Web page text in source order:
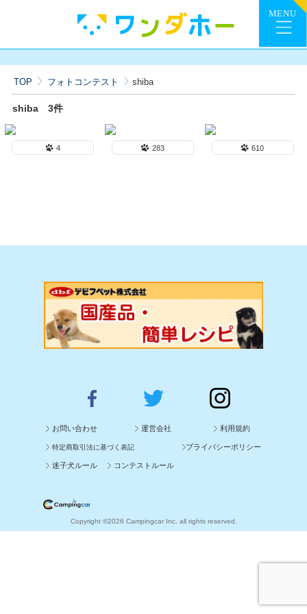
TOP フォトコンテスト shiba
shiba 3件
4 283 610
お問い合わせ 運営会社 利用規約
特定商取引法に基づく表記 プライバシーポリシー
迷子犬ルール コンテストルール
Copyright ©2026 Campingcar Inc. all rights reserved.